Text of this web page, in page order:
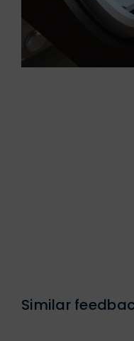
Similar